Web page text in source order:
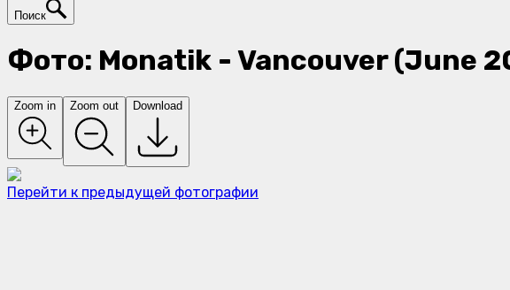
Поиск
Фото: Monatik - Vancouver (June
Zoom in Zoom out Download
Перейти к предыдущей фотографии